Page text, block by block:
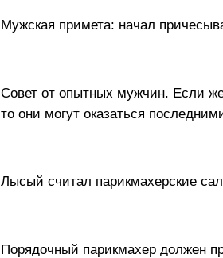
Мужская примета: начал
Совет от опытных мужчин. Если
то они могут оказаться
Лысый считал парикмахерские
Порядочный парикмахер должен